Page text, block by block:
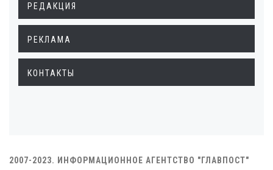
РЕДАКЦИЯ
РЕКЛАМА
КОНТАКТЫ
2007-2023. ИНФОРМАЦИОННОЕ АГЕНТСТВО "ГЛАВПОСТ"